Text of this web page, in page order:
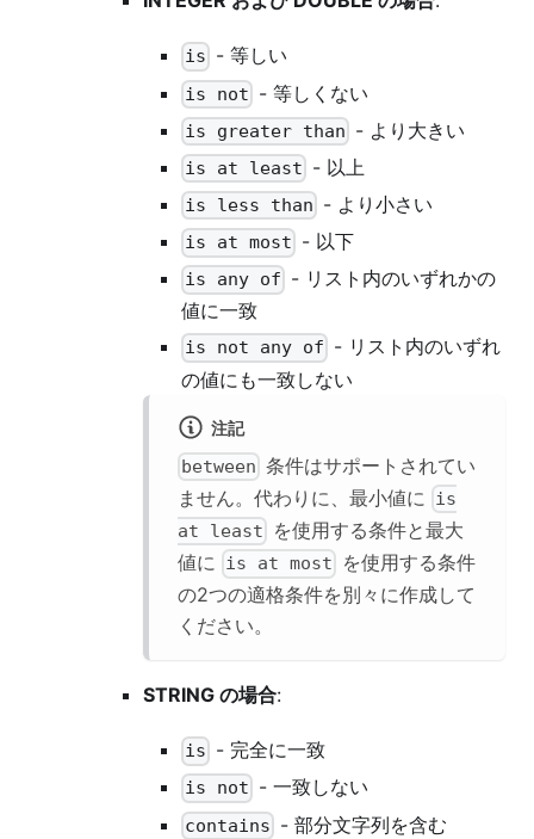
is - 等しい
is not - 等しくない
is greater than - より大きい
is at least - 以上
is less than - より小さい
is at most - 以下
is any of - リスト内のいずれかの
値に一致
is not any of - リスト内のいずれ
の値にも一致しない
注記
between 条件はサポートされてい
ません。代わりに、最小値に
is
at least
を使用する条件と最大
値に is at most
を使用する条件
の2つの適格条件を別々に作成して
ください。
STRING の場合:
is - 完全に一致
is not - 一致しない
contains - 部分文字列を含む